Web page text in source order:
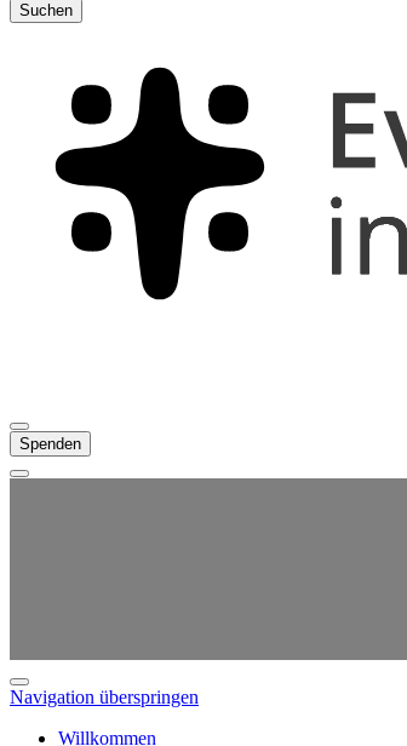
Suchen
Spenden
Navigation überspringen
Willkommen